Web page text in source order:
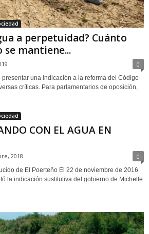
a perpetuidad? Cuánto
se mantiene...
0
una indicación a la reforma del Código
críticas. Para parlamentarios de oposición,
CON EL AGUA EN
2018 0
de El Poerteño El 22 de noviembre de 2016
la indicación sustitutiva del gobierno de Michelle